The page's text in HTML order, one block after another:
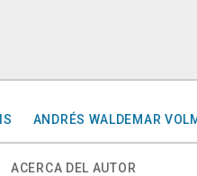
ANDRÉS WALDEMAR
ACERCA DEL AUTOR